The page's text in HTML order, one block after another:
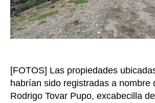
[FOTOS] Las propiedades
habrían sido registradas a nombre
Rodrigo Tovar Pupo, excabecilla